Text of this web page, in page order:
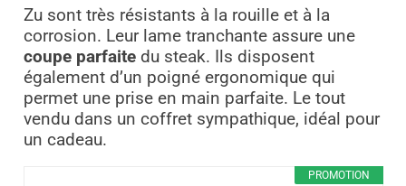
Zu sont très résistants à la rouille et à la
corrosion. Leur lame tranchante assure une
coupe parfaitedu steak. Ils disposent
également d’un poigné ergonomique qui
permet une prise en main parfaite. Le tout
vendu dans un coffret sympathique, idéal pour
un cadeau.
PROMOTION